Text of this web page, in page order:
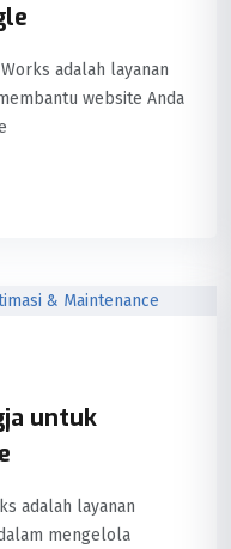
adalah layanan
website Anda
untuk
adalah layanan
mengelola